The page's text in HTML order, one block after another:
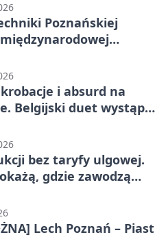
Poznańskiej
i absurd na
Belgijski duet wystąpi
bez taryfy ulgowej.
gdzie zawodzą
Lech Poznań – Piast